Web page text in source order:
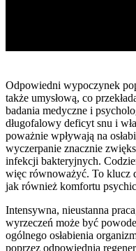
Odpowiedni wypoczynek
także umysłową, co
badania medyczne i
długofalowy deficyt snu i
poważnie wpływają na
wyczerpanie znacznie
infekcji bakteryjnych.
więc równoważyć. To klucz
jak również komfortu
Intensywna, nieustanna
wyrzeczeń może być
ogólnego osłabienia
poprzez odpowiednią